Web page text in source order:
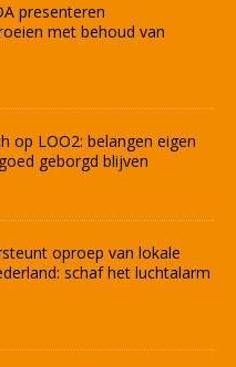
presenteren
met behoud van
op LOO2: belangen eigen
geborgd blijven
oproep van lokale
schaf het luchtalarm